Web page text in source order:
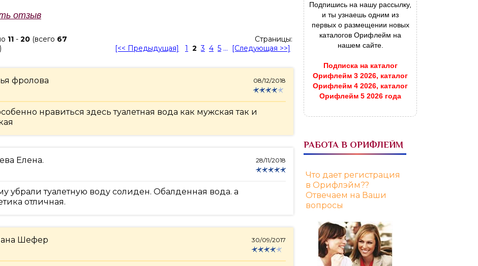
отзыв
11 - 20 (всего 67
Страницы:
[<< Предыдущая]
1 2 3 4 5 ... [Следующая >>]
фролова 08/12/2018
нравиться здесь туалетная вода как мужская так и
Елена. 28/11/2018
убрали туалетную воду солиден. Обалденная вода. а
отличная.
Шефер 30/09/2017
Подпишись на нашу рассылку,
и ты узнаешь одним из
первых о размещении новых
каталогов Орифлейм на
нашем сайте.
Подписка на каталог
Орифлейм 3 2026, каталог
Орифлейм 4 2026, каталог
Орифлейм 5 2026 года
РАБОТА В ОРИФЛЕЙМ
Что дает регистрация
в Орифлэйм??
Отвечаем на Ваши
вопросы